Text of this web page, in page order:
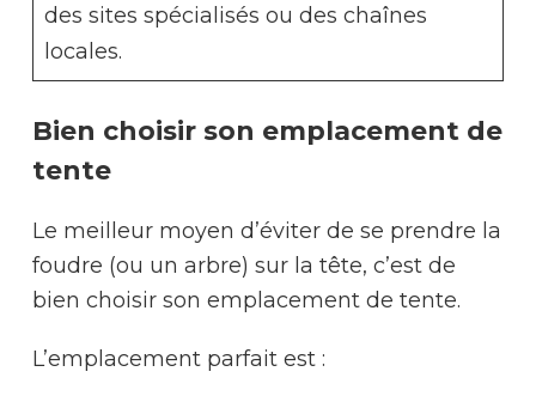
des sites spécialisés ou des chaînes
locales.
Bien choisir son emplacement de
tente
Le meilleur moyen d’éviter de se prendre la
foudre (ou un arbre) sur la tête, c’est de
bien choisir son emplacement de tente.
L’emplacement parfait est :